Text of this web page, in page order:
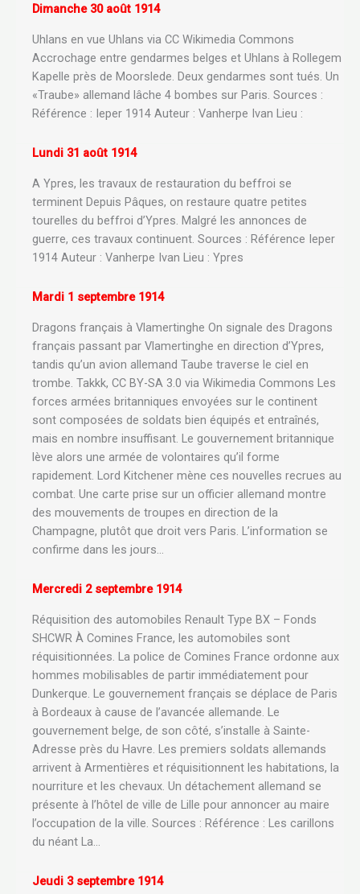
Dimanche 30 août 1914
Uhlans en vue Uhlans via CC Wikimedia Commons
Accrochage entre gendarmes belges et Uhlans à Rollegem
Kapelle près de Moorslede. Deux gendarmes sont tués. Un
«Traube» allemand lâche 4 bombes sur Paris. Sources :
Référence : Ieper 1914 Auteur : Vanherpe Ivan Lieu :
Lundi 31 août 1914
A Ypres, les travaux de restauration du beffroi se
terminent Depuis Pâques, on restaure quatre petites
tourelles du beffroi d’Ypres. Malgré les annonces de
guerre, ces travaux continuent. Sources : Référence Ieper
1914 Auteur : Vanherpe Ivan Lieu : Ypres
Mardi 1 septembre 1914
Dragons français à Vlamertinghe On signale des Dragons
français passant par Vlamertinghe en direction d’Ypres,
tandis qu’un avion allemand Taube traverse le ciel en
trombe. Takkk, CC BY-SA 3.0 via Wikimedia Commons Les
forces armées britanniques envoyées sur le continent
sont composées de soldats bien équipés et entraînés,
mais en nombre insuffisant. Le gouvernement britannique
lève alors une armée de volontaires qu’il forme
rapidement. Lord Kitchener mène ces nouvelles recrues au
combat. Une carte prise sur un officier allemand montre
des mouvements de troupes en direction de la
Champagne, plutôt que droit vers Paris. L’information se
confirme dans les jours…
Mercredi 2 septembre 1914
Réquisition des automobiles Renault Type BX – Fonds
SHCWR À Comines France, les automobiles sont
réquisitionnées. La police de Comines France ordonne aux
hommes mobilisables de partir immédiatement pour
Dunkerque. Le gouvernement français se déplace de Paris
à Bordeaux à cause de l’avancée allemande. Le
gouvernement belge, de son côté, s’installe à Sainte-
Adresse près du Havre. Les premiers soldats allemands
arrivent à Armentières et réquisitionnent les habitations, la
nourriture et les chevaux. Un détachement allemand se
présente à l’hôtel de ville de Lille pour annoncer au maire
l’occupation de la ville. Sources : Référence : Les carillons
du néant La…
Jeudi 3 septembre 1914